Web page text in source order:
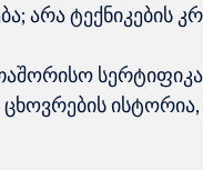
არა ტექნიკების
ისტორია,